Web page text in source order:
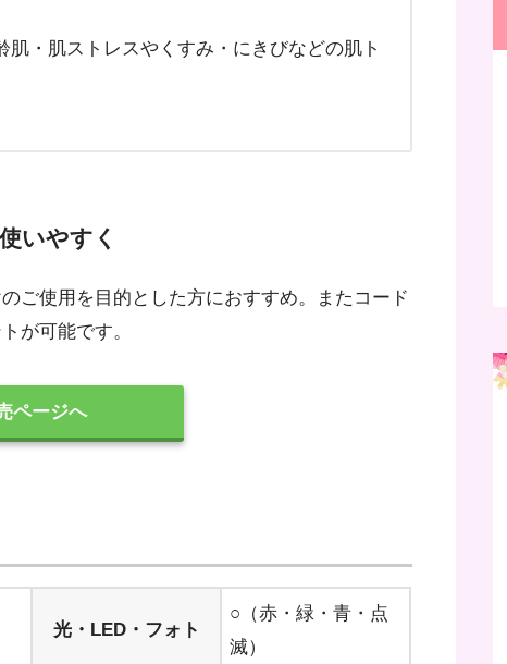
・肌ストレスやくすみ・にきびなどの肌ト
いやすく
ご使用を目的とした方におすすめ。またコード
が可能です。
ページへ
光・LED・フォト
○（赤・緑・青・点
滅）